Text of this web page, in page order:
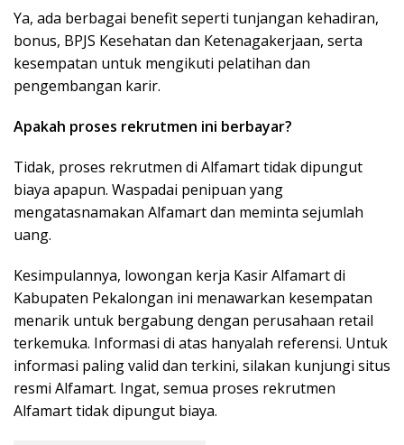
Ya, ada berbagai benefit seperti tunjangan kehadiran,
bonus, BPJS Kesehatan dan Ketenagakerjaan, serta
kesempatan untuk mengikuti pelatihan dan
pengembangan karir.
Apakah proses rekrutmen ini berbayar?
Tidak, proses rekrutmen di Alfamart tidak dipungut
biaya apapun. Waspadai penipuan yang
mengatasnamakan Alfamart dan meminta sejumlah
uang.
Kesimpulannya, lowongan kerja Kasir Alfamart di
Kabupaten Pekalongan ini menawarkan kesempatan
menarik untuk bergabung dengan perusahaan retail
terkemuka. Informasi di atas hanyalah referensi. Untuk
informasi paling valid dan terkini, silakan kunjungi situs
resmi Alfamart. Ingat, semua proses rekrutmen
Alfamart tidak dipungut biaya.